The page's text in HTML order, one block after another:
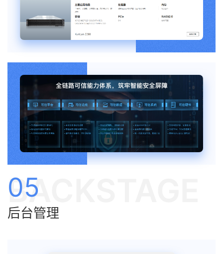
05
BACKSTAGE
后台管理